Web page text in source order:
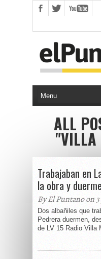
ALL
"VILLA
Trabajaban en
la obra y
By El Puntano on
Dos albañiles que
Pedrera duermen,
de LV 15 Radio Villa